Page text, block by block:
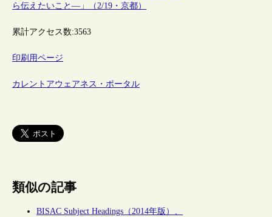
ら伝えたいこと―」（2/19・京都）
累計アクセス数:3563
印刷用ページ
カレントアウェアネス・ポータル
類似の記事
BISAC Subject Headings（2014年版）、